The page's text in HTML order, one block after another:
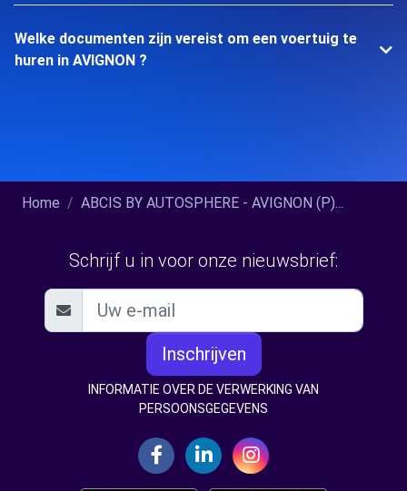
Welke documenten zijn vereist om een voertuig te
huren in AVIGNON ?
Home ABCIS BY AUTOSPHERE - AVIGNON (P)...
Schrijf u in voor onze nieuwsbrief:
Inschrijven
INFORMATIE OVER DE VERWERKING VAN
PERSOONSGEGEVENS